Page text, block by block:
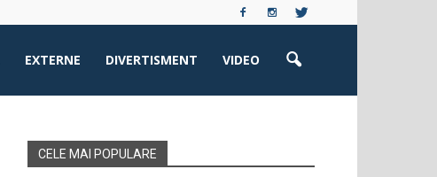
EXTERNE DIVERTISMENT VIDEO
CELE MAI POPULARE